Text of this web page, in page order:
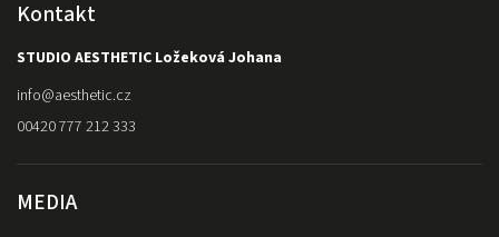
Kontakt
STUDIO AESTHETIC Ložeková Johana
info@aesthetic.cz
00420 777 212 333
MEDIA